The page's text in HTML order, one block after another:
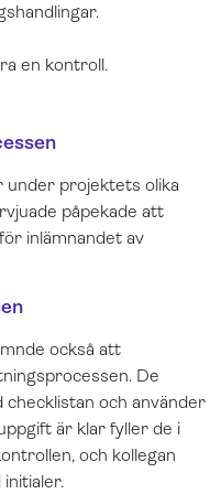
en kontroll.
under projektets olika
påpekade att
inlämnandet av
också att
De
och använder
är klar fyller de i
och kollegan